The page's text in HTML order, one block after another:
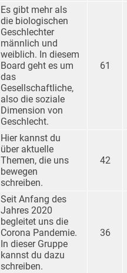
Es gibt mehr als
die biologischen
Geschlechter
männlich und
weiblich. In diesem
Board geht es um
das
Gesellschaftliche,
also die soziale
Dimension von
Geschlecht.
61
Hier kannst du
über aktuelle
Themen, die uns
bewegen
schreiben.
42
Seit Anfang des
Jahres 2020
begleitet uns die
Corona Pandemie.
In dieser Gruppe
kannst du dazu
schreiben.
36